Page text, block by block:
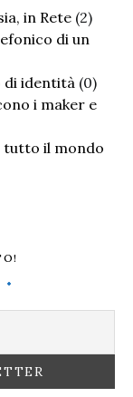
in Rete (2)
di un
di identità (0)
i maker e
tutto il mondo